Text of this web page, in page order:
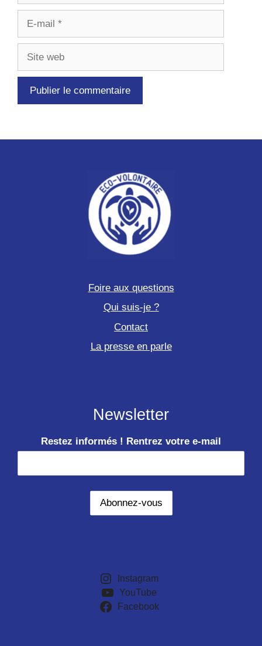
Foire aux questions
Qui suis-je ?
Contact
La presse en parle
Newsletter
Restez informés ! Rentrez votre e-mail
Instagram
YouTube
Facebook